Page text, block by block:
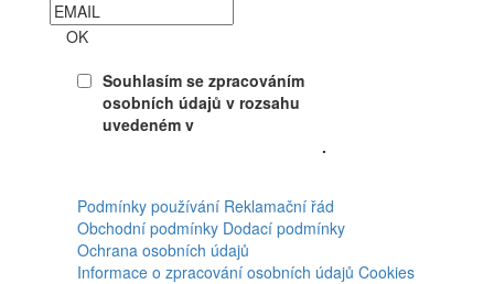
OK
Souhlasím se zpracováním
osobních údajů v rozsahu
uvedeném v
.
Podmínky používání Reklamační řád
Obchodní podmínky Dodací podmínky
Ochrana osobních údajů
Informace o zpracování osobních údajů Cookies